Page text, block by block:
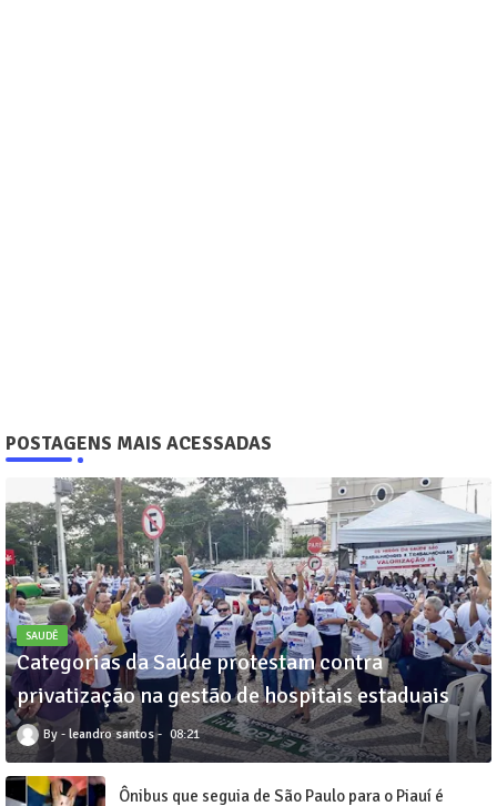
POSTAGENS MAIS ACESSADAS
SAUDÊ
Categorias da Saúde protestam contra
privatização na gestão de hospitais estaduais
leandro santos 08:21
Ônibus que seguia de São Paulo para o Piauí é